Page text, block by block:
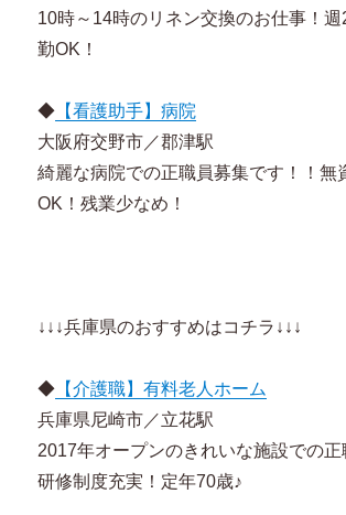
10時～14時のリネン交換のお仕事！週
勤OK！
◆ 【看護助手】病院
大阪府交野市／郡津駅
綺麗な病院での正職員募集です！！無
OK！残業少なめ！
↓↓↓兵庫県のおすすめはコチラ↓↓↓
◆ 【介護職】有料老人ホーム
兵庫県尼崎市／立花駅
2017年オープンのきれいな施設での正
研修制度充実！定年70歳♪